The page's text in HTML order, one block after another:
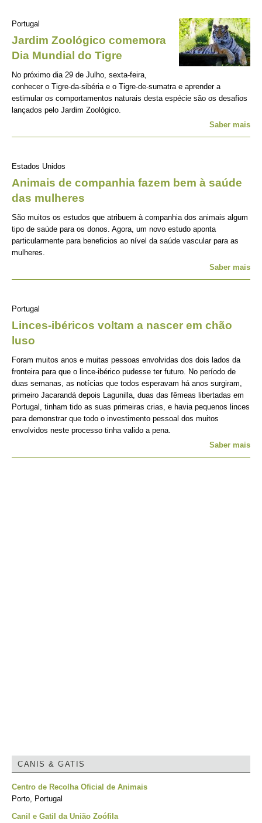
Portugal
Jardim Zoológico comemora
Dia Mundial do Tigre
No próximo dia 29 de Julho, sexta-feira,
conhecer o Tigre-da-sibéria e o Tigre-de-sumatra e aprender a
estimular os comportamentos naturais desta espécie são os desafios
lançados pelo Jardim Zoológico.
Saber mais
Estados Unidos
Animais de companhia fazem bem à saúde
das mulheres
São muitos os estudos que atribuem à companhia dos animais algum
tipo de saúde para os donos. Agora, um novo estudo aponta
particularmente para beneficios ao nível da saúde vascular para as
mulheres.
Saber mais
Portugal
Linces-ibéricos voltam a nascer em chão
luso
Foram muitos anos e muitas pessoas envolvidas dos dois lados da
fronteira para que o lince-ibérico pudesse ter futuro. No período de
duas semanas, as notícias que todos esperavam há anos surgiram,
primeiro Jacarandá depois Lagunilla, duas das fêmeas libertadas em
Portugal, tinham tido as suas primeiras crias, e havia pequenos linces
para demonstrar que todo o investimento pessoal dos muitos
envolvidos neste processo tinha valido a pena.
Saber mais
CANIS & GATIS
Centro de Recolha Oficial de Animais
Porto, Portugal
Canil e Gatil da União Zoófila